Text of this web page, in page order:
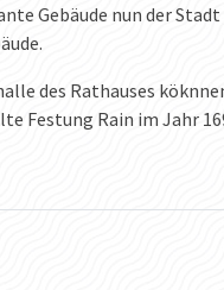
Gebäude nun der Stadt
des Rathauses
Festung Rain im Jahr